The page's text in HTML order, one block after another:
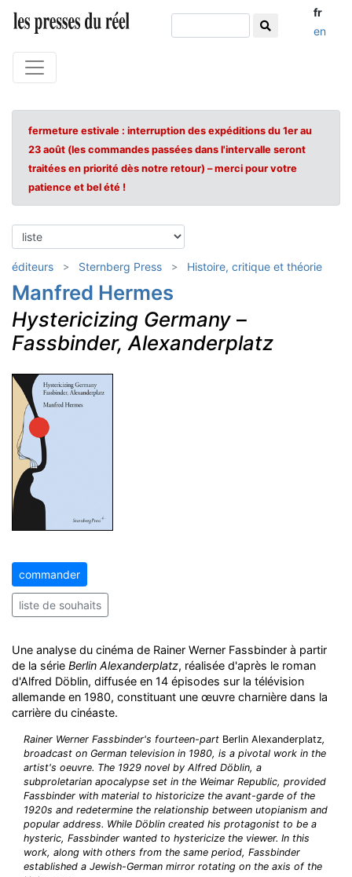
fr
en
fermeture estivale : interruption des expéditions du 1er au
23 août (les commandes passées dans l'intervalle seront
traitées en priorité dès notre retour) – merci pour votre
patience et bel été !
éditeurs Sternberg Press Histoire, critique et théorie
Manfred Hermes
Hystericizing Germany –
Fassbinder, Alexanderplatz
commander
liste de souhaits
Une analyse du cinéma de Rainer Werner Fassbinder à partir
de la série Berlin Alexanderplatz, réalisée d'après le roman
d'Alfred Döblin, diffusée en 14 épisodes sur la télévision
allemande en 1980, constituant une œuvre charnière dans la
carrière du cinéaste.
Rainer Werner Fassbinder's fourteen-part Berlin Alexanderplatz,
broadcast on German television in 1980, is a pivotal work in the
artist's oeuvre. The 1929 novel by Alfred Döblin, a
subproletarian apocalypse set in the Weimar Republic, provided
Fassbinder with material to historicize the avant-garde of the
1920s and redetermine the relationship between utopianism and
popular address. While Döblin created his protagonist to be a
hysteric, Fassbinder wanted to hystericize the viewer. In this
work, along with others from the same period, Fassbinder
established a Jewish-German mirror rotating on the axis of the